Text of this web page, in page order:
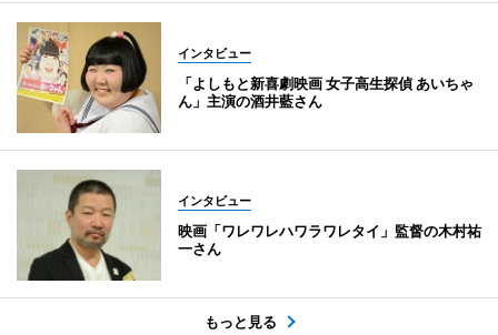
インタビュー
「よしもと新喜劇映画 女子高生探偵 あいちゃ
ん」主演の酒井藍さん
インタビュー
映画「ワレワレハワラワレタイ」監督の木村祐
一さん
もっと見る